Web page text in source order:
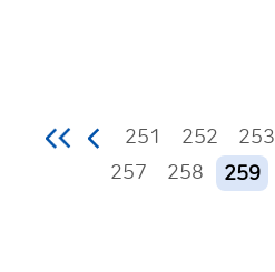
251 252 253
257
258 259